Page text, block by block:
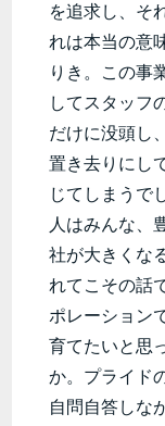
を追求し、そ
れは本当の意
りき。この事
してスタッフ
だけに没頭し
置き去りにし
じてしまうで
人はみんな、
社が大きくな
れてこその話
ポレーション
育てたいと思
か。プライド
自問自答しな